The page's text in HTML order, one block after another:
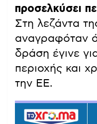
προσελκύσει
Στη λεζάντα
αναγραφόταν
δράση έγινε
περιοχής και
την ΕΕ.